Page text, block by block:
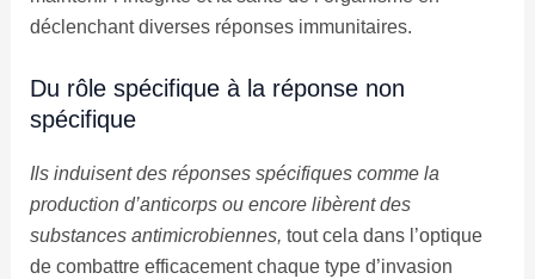
déclenchant diverses réponses immunitaires.
Du rôle spécifique à la réponse non
spécifique
Ils induisent des réponses spécifiques comme la
production d’anticorps ou encore libèrent des
substances antimicrobiennes, tout cela dans l’optique
de combattre efficacement chaque type d’invasion